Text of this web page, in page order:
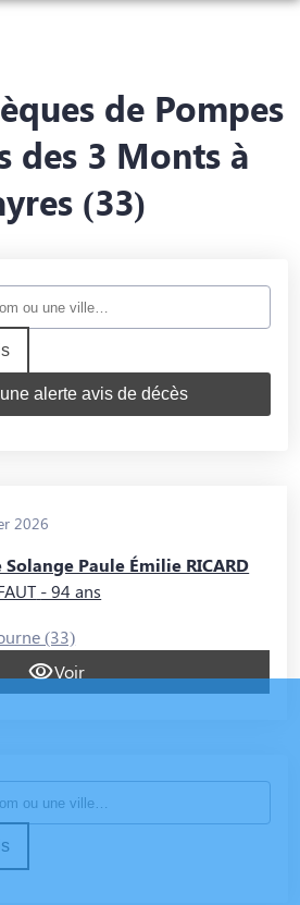
de Pompes
des 3 Monts à
(33)
alerte avis de décès
2026
Paule Émilie RICARD
- 94 ans
(33)
Voir